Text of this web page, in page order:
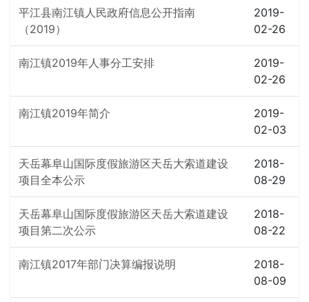
平江县南江镇人民政府信息公开指南
（2019）
2019-
02-26
南江镇2019年人事分工安排
2019-
02-26
南江镇2019年简介
2019-
02-03
天岳幕阜山国际度假旅游区天岳大索道建设
项目全本公示
2018-
08-29
天岳幕阜山国际度假旅游区天岳大索道建设
项目第二次公示
2018-
08-22
南江镇2017年部门决算编报说明
2018-
08-09